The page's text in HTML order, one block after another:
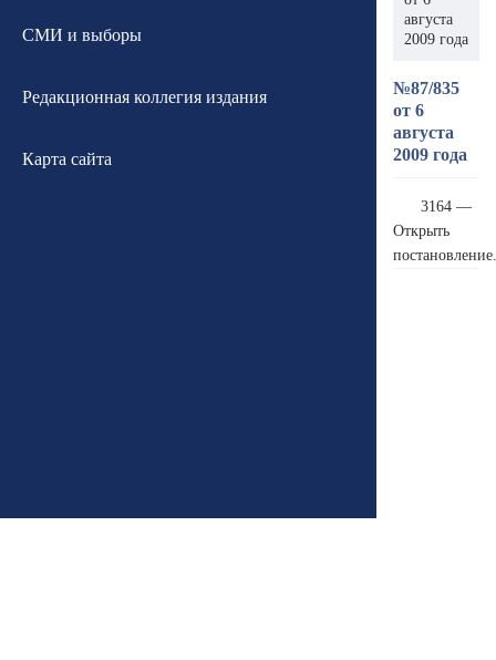
СМИ и выборы
Редакционная коллегия издания
Карта сайта
августа
2009 года
№87/835
от 6
августа
2009 года
3164 —
Открыть